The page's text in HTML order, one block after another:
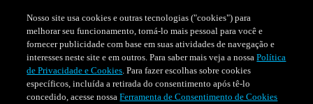
Nosso site usa cookies e outras tecnologias ("cookies") para
melhorar seu funcionamento, torná-lo mais pessoal para você e
fornecer publicidade com base em suas atividades de navegação e
interesses neste site e em outros. Para saber mais veja a nossaPolítica
de Privacidade e Cookies. Para fazer escolhas sobre cookies
específicos, incluída a retirada do consentimento após tê-lo
concedido, acesse nossaFerramenta de Consentimento de Cookies